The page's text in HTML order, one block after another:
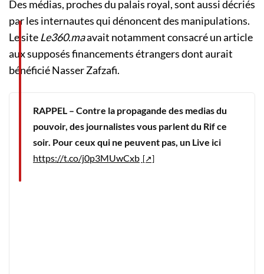
Des médias, proches du palais royal, sont aussi décriés
par les internautes qui dénoncent des manipulations.
Le site Le360.maavait notamment consacré un article
aux supposés financements étrangers dont aurait
bénéficié Nasser Zafzafi.
RAPPEL – Contre la propagande des medias du
pouvoir, des journalistes vous parlent du Rif ce
soir. Pour ceux qui ne peuvent pas, un Live ici
https://t.co/j0p3MUwCxb